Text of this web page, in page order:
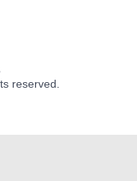
reserved.